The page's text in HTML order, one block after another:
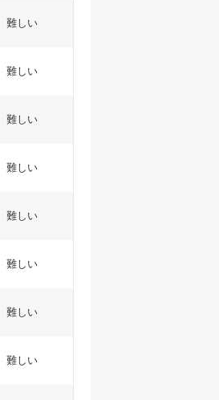
難しい
難しい
難しい
難しい
難しい
難しい
難しい
難しい